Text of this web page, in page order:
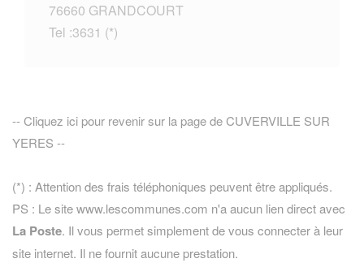
76660 GRANDCOURT
Tel :3631 (*)
-- Cliquez ici pour revenir sur la page de CUVERVILLE SUR
YERES --
(*) : Attention des frais téléphoniques peuvent être appliqués.
PS : Le site www.lescommunes.com n'a aucun lien direct avec
La Poste. Il vous permet simplement de vous connecter à leur
site internet. Il ne fournit aucune prestation.